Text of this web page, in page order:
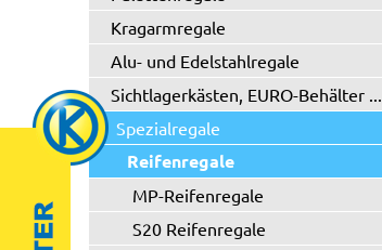
Kragarmregale
Alu- und Edelstahlregale
Sichtlagerkästen, EURO-Behälter ...
Spezialregale
Reifenregale
MP-Reifenregale
S20 Reifenregale